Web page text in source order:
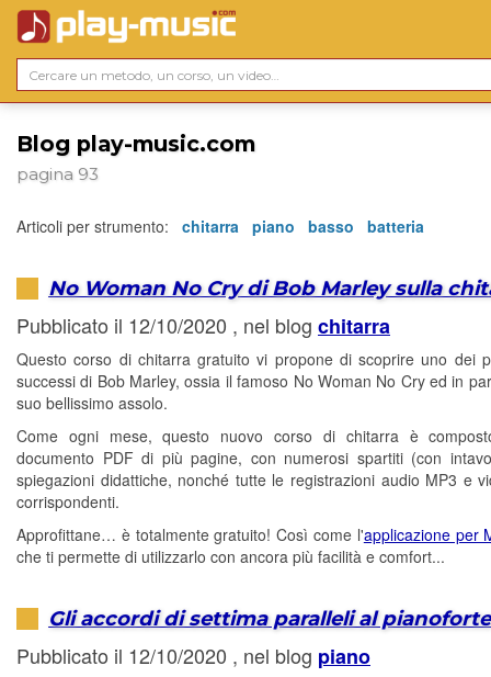
Blog play-music.com
pagina 93
Articoli per strumento: chitarra piano basso batteria
No Woman No Cry di Bob Marley sulla
Pubblicato il 12/10/2020 , nel blog chitarra
Questo corso di chitarra gratuito vi propone di scoprire uno dei
successi di Bob Marley, ossia il famoso No Woman No Cry ed in
suo bellissimo assolo.
Come ogni mese, questo nuovo corso di chitarra è
documento PDF di più pagine, con numerosi spartiti (con
spiegazioni didattiche, nonché tutte le registrazioni audio MP3 e
corrispondenti.
Approfittane… è totalmente gratuito! Così come l'applicazione per
che ti permette di utilizzarlo con ancora più facilità e comfort...
Gli accordi di settima paralleli al pianoforte
Pubblicato il 12/10/2020 , nel blog piano